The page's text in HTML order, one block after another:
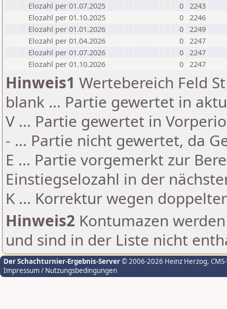
Elozahl per 01.07.2025
0 2243
Elozahl per 01.10.2025
0 2246
Elozahl per 01.01.2026
0 2249
Elozahl per 01.04.2026
0 2247
Elozahl per 01.07.2026
0 2247
Elozahl per 01.10.2026
0 2247
Hinweis1 Wertebereich Feld
blank ... Partie gewertet in
V ... Partie gewertet in
- ... Partie nicht gewertet, da
E ... Partie vorgemerkt zur
Einstiegselozahl in der
K ... Korrektur wegen
Hinweis2 Kontumazen
und sind in der Liste nicht
Der Schachturnier-Ergebnis-Server© 2006-2026 Heinz Herzog,
Impressum / Nutzungsbedingungen